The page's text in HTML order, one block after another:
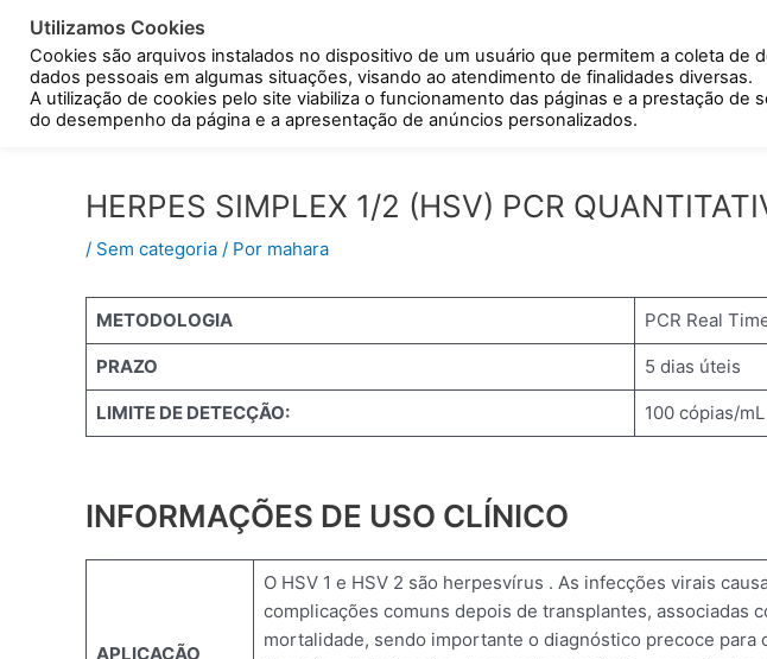
para
conteúdo
Home Exames
Resultado de exames
HERPES SIMPLEX 1/2 (HSV) PCR
/ Sem categoria / Por mahara
METODOLOGIA PCR Real
PRAZO 5 dias úteis
LIMITE DE DETECÇÃO: 100 cópias/mL
INFORMAÇÕES DE USO CLÍNICO
APLICAÇÃO
O HSV 1 e HSV 2 são herpesvírus . As infecções virais
complicações comuns depois de transplantes, associadas
mortalidade, sendo importante o diagnóstico precoce para
navigation
Utilizamos Cookies
Cookies são arquivos instalados no dispositivo de um usuário que permitem a coleta de
dados pessoais em algumas situações, visando ao atendimento de finalidades diversas.
A utilização de cookies pelo site viabiliza o funcionamento das páginas e a prestação de
do desempenho da página e a apresentação de anúncios personalizados.